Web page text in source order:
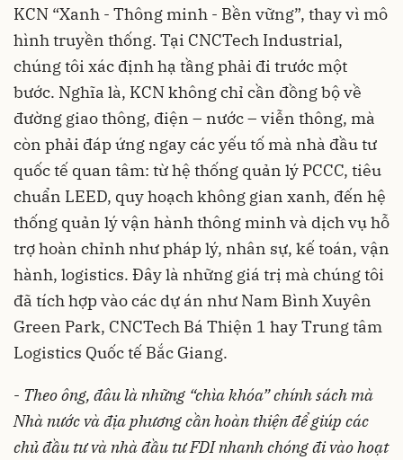
KCN “Xanh - Thông minh - Bền vững”, thay vì mô
hình truyền thống. Tại CNCTech Industrial,
chúng tôi xác định hạ tầng phải đi trước một
bước. Nghĩa là, KCN không chỉ cần đồng bộ về
đường giao thông, điện – nước – viễn thông, mà
còn phải đáp ứng ngay các yếu tố mà nhà đầu tư
quốc tế quan tâm: từ hệ thống quản lý PCCC, tiêu
chuẩn LEED, quy hoạch không gian xanh, đến hệ
thống quản lý vận hành thông minh và dịch vụ hỗ
trợ hoàn chỉnh như pháp lý, nhân sự, kế toán, vận
hành, logistics. Đây là những giá trị mà chúng tôi
đã tích hợp vào các dự án như Nam Bình Xuyên
Green Park, CNCTech Bá Thiện 1 hay Trung tâm
Logistics Quốc tế Bắc Giang.
- Theo ông, đâu là những “chìa khóa” chính sách mà
Nhà nước và địa phương cần hoàn thiện để giúp các
chủ đầu tư và nhà đầu tư FDI nhanh chóng đi vào hoạt